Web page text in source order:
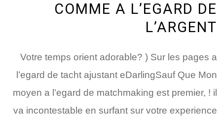
COMME A L’EGARD DE
L’ARGENT
Votre temps orient adorable? ) Sur les pages a
l’egard de tacht ajustant eDarlingSauf Que Mon
moyen a l’egard de matchmaking est premier, ! il
va incontestable en surfant sur votre experience